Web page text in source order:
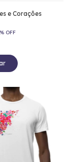
e Corações
OFF